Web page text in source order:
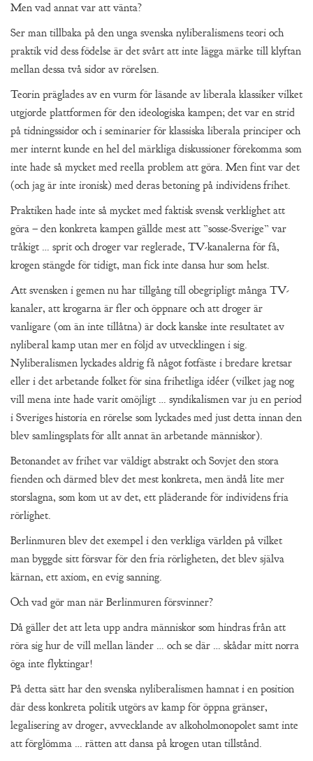
Men vad annat var att vänta?
Ser man tillbaka på den unga svenska nyliberalismens teori och
praktik vid dess födelse är det svårt att inte lägga märke till klyftan
mellan dessa två sidor av rörelsen.
Teorin präglades av en vurm för läsande av liberala klassiker vilket
utgjorde plattformen för den ideologiska kampen; det var en strid
på tidningssidor och i seminarier för klassiska liberala principer och
mer internt kunde en hel del märkliga diskussioner förekomma som
inte hade så mycket med reella problem att göra. Men fint var det
(och jag är inte ironisk) med deras betoning på individens frihet.
Praktiken hade inte så mycket med faktisk svensk verklighet att
göra – den konkreta kampen gällde mest att ”sosse-Sverige” var
tråkigt … sprit och droger var reglerade, TV-kanalerna för få,
krogen stängde för tidigt, man fick inte dansa hur som helst.
Att svensken i gemen nu har tillgång till obegripligt många TV-
kanaler, att krogarna är fler och öppnare och att droger är
vanligare (om än inte tillåtna) är dock kanske inte resultatet av
nyliberal kamp utan mer en följd av utvecklingen i sig.
Nyliberalismen lyckades aldrig få något fotfäste i bredare kretsar
eller i det arbetande folket för sina frihetliga idéer (vilket jag nog
vill mena inte hade varit omöjligt … syndikalismen var ju en period
i Sveriges historia en rörelse som lyckades med just detta innan den
blev samlingsplats för allt annat än arbetande människor).
Betonandet av frihet var väldigt abstrakt och Sovjet den stora
fienden och därmed blev det mest konkreta, men ändå lite mer
storslagna, som kom ut av det, ett pläderande för individens fria
rörlighet.
Berlinmuren blev det exempel i den verkliga världen på vilket
man byggde sitt försvar för den fria rörligheten, det blev själva
kärnan, ett axiom, en evig sanning.
Och vad gör man när Berlinmuren försvinner?
Då gäller det att leta upp andra människor som hindras från att
röra sig hur de vill mellan länder … och se där … skådar mitt norra
öga inte flyktingar!
På detta sätt har den svenska nyliberalismen hamnat i en position
där dess konkreta politik utgörs av kamp för öppna gränser,
legalisering av droger, avvecklande av alkoholmonopolet samt inte
att förglömma … rätten att dansa på krogen utan tillstånd.